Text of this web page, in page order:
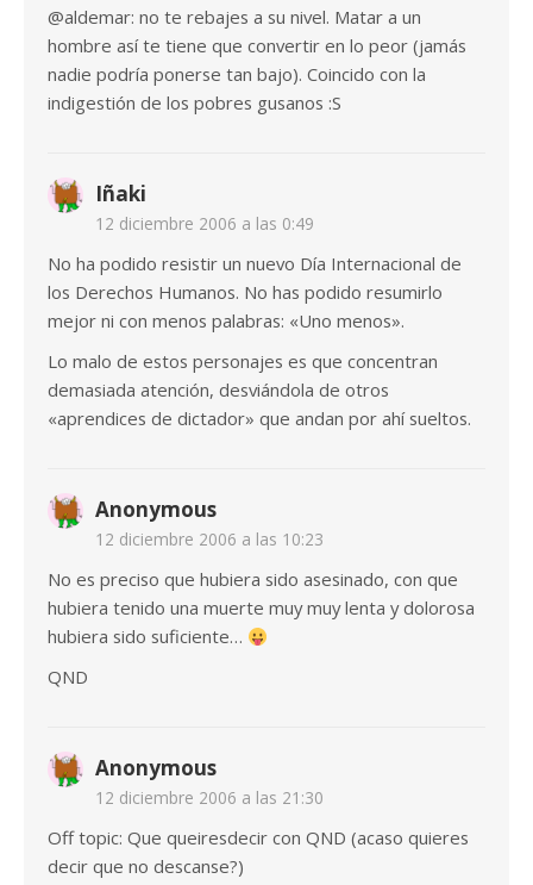
@aldemar: no te rebajes a su nivel. Matar a un
hombre así te tiene que convertir en lo peor (jamás
nadie podría ponerse tan bajo). Coincido con la
indigestión de los pobres gusanos :S
Iñaki
12 diciembre 2006 a las 0:49
No ha podido resistir un nuevo Día Internacional de
los Derechos Humanos. No has podido resumirlo
mejor ni con menos palabras: «Uno menos».
Lo malo de estos personajes es que concentran
demasiada atención, desviándola de otros
«aprendices de dictador» que andan por ahí sueltos.
Anonymous
12 diciembre 2006 a las 10:23
No es preciso que hubiera sido asesinado, con que
hubiera tenido una muerte muy muy lenta y dolorosa
hubiera sido suficiente…
QND
Anonymous
12 diciembre 2006 a las 21:30
Off topic: Que queiresdecir con QND (acaso quieres
decir que no descanse?)